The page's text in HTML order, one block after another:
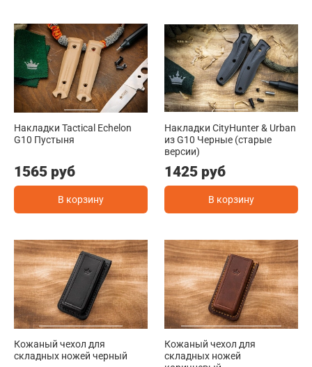
Накладки Tactical Echelon
G10 Пустыня
1565 руб
В корзину
Накладки CityHunter & Urban
из G10 Черные (старые
версии)
1425 руб
В корзину
Кожаный чехол для
складных ножей черный
Кожаный чехол для
складных ножей